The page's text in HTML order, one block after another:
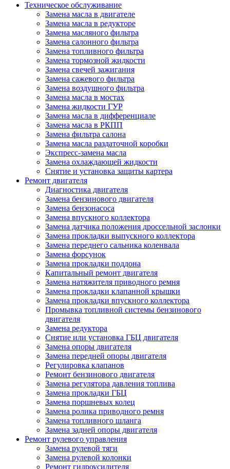
Техническое обслуживание
Замена масла в двигателе
Замена масла в редукторе
Замена масляного фильтра
Замена салонного фильтра
Замена топливного фильтра
Замена тормозной жидкости
Замена свечей зажигания
Замена сажевого фильтра
Замена воздушного фильтра
Замена масла в мостах
Замена жидкости ГУР
Замена масла в дифференциале
Замена масла в РКПП
Замена фильтра салона
Замена масла раздаточной коробки
Экспресс-замена масла
Замена охлаждающей жидкости
Снятие и установка защиты картера
Ремонт двигателя
Диагностика двигателя
Замена бензинового двигателя
Замена бензонасоса
Замена впускного коллектора
Замена датчика положения дроссельной заслонки
Замена прокладки выпускного коллектора
Замена переднего сальника коленвала
Замена форсунок
Замена прокладки поддона
Капитальный ремонт двигателя
Замена натяжителя приводного ремня
Замена прокладки клапанной крышки
Замена прокладки впускного коллектора
Промывка топливной системы бензинового
двигателя
Замена редуктора
Снятие или установка ГБЦ двигателя
Замена опоры двигателя
Замена передней опоры двигателя
Регулировка клапанов
Ремонт бензинового двигателя
Замена регулятора давления топлива
Замена прокладки ГБЦ
Замена поршневых колец
Замена ролика приводного ремня
Замена топливного шланга
Замена задней опоры двигателя
Ремонт рулевого управления
Замена рулевой тяги
Замена рулевой колонки
Ремонт гидроусилителя